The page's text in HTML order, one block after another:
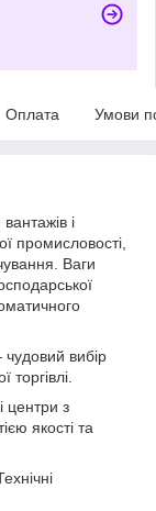
Оплата Умови
і
промисловості,
Ваги
вибір
центри з
якості та